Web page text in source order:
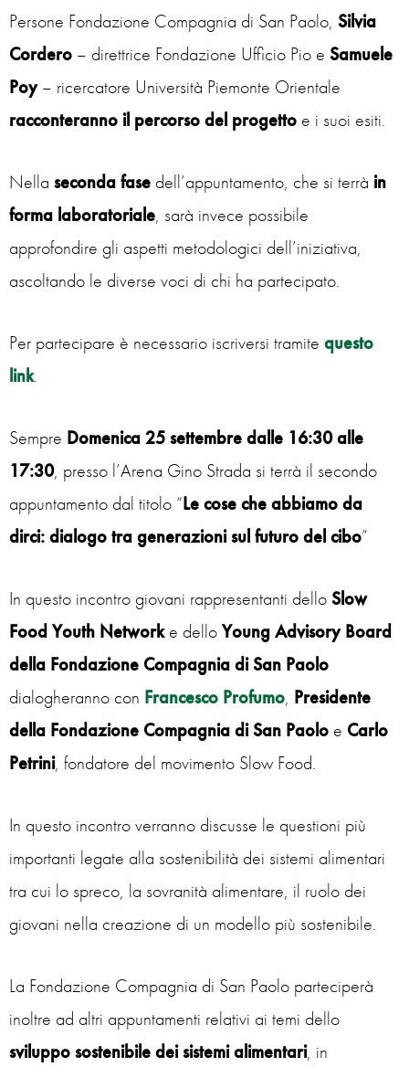
Persone Fondazione Compagnia di San Paolo, Silvia
Cordero – direttrice Fondazione Ufficio Pio e Samuele
Poy– ricercatore Università Piemonte Orientale
racconteranno il percorso del progetto e i suoi esiti.
Nella seconda fase dell’appuntamento, che si terrà in
forma laboratoriale, sarà invece possibile
approfondire gli aspetti metodologici dell’iniziativa,
ascoltando le diverse voci di chi ha partecipato.
Per partecipare è necessario iscriversi tramite questo
link.
Sempre Domenica 25 settembre dalle 16:30 alle
17:30, presso l’Arena Gino Strada si terrà il secondo
appuntamento dal titolo “Le cose che abbiamo da
dirci: dialogo tra generazioni sul futuro del cibo”
In questo incontro giovani rappresentanti delloSlow
Food Youth Networke delloYoung Advisory Board
della Fondazione Compagnia di San Paolo
dialogheranno con Francesco Profumo, Presidente
della Fondazione Compagnia di San Paolo e Carlo
Petrini, fondatore del movimento Slow Food.
In questo incontro verranno discusse le questioni più
importanti legate alla sostenibilità dei sistemi alimentari
tra cui lo spreco, la sovranità alimentare, il ruolo dei
giovani nella creazione di un modello più sostenibile.
La Fondazione Compagnia di San Paolo parteciperà
inoltre ad altri appuntamenti relativi ai temi dello
sviluppo sostenibile dei sistemi alimentari, in